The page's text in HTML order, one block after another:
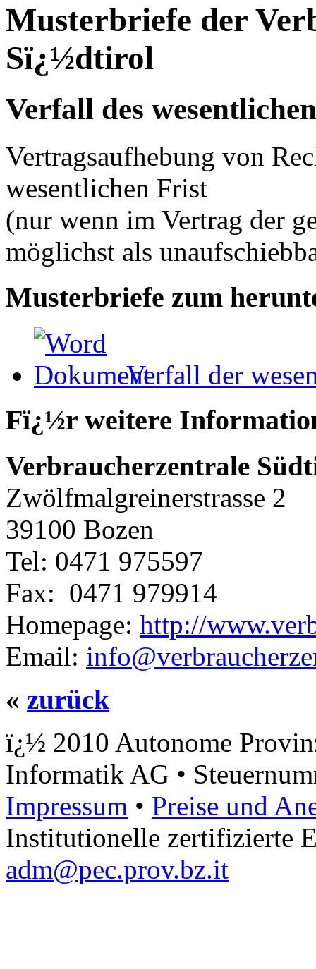
Musterbriefe der
Sï¿½dtirol
Verfall des
Vertragsaufhebung von
wesentlichen Frist
(nur wenn im Vertrag der
möglichst als
Musterbriefe zum
Verfall der
Fï¿½r weitere
Verbraucherzentrale
Zwölfmalgreinerstrasse 2
39100 Bozen
Tel: 0471 975597
Fax: 0471 979914
Homepage: http://
Email:
« zurück
ï¿½ 2010 Autonome
Informatik AG •
Impressum • Preise und
Institutionelle zertifizierte
adm@pec.prov.bz.it